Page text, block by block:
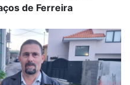
de Ferreira